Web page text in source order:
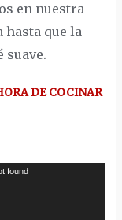
en nuestra
hasta que la
suave.
DE COCINAR
found